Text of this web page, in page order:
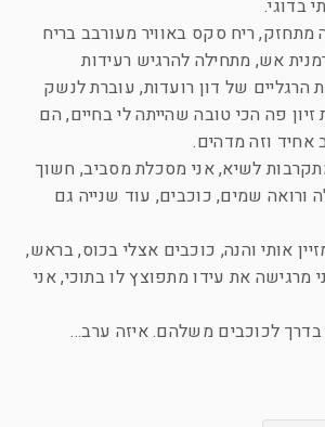
בדוגי.
מתחזק, ריח סקס באוויר מעורבב בריח
אש, מתחילה להרגיש רעידות
הרגליים של דון רועדות, עוברת לנשק
פה הכי טובה שהייתה לי בחיים, הם
אחיד וזה מדהים.
לשיא, אני מסכלת מסביב, חשוך
שמים, כוכבים, עוד שנייה גם
אותי והנה, כוכבים אצלי בכוס, בראש,
מרגישה את עידו מתפוצץ לו בתוכי, אני
בדרך לכוכבים משלהם. איזה ערב…